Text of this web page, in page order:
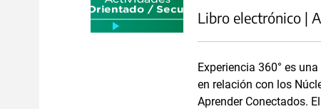
Libro electrónico |
Experiencia 360° es
en relación con los
Aprender Conectados.